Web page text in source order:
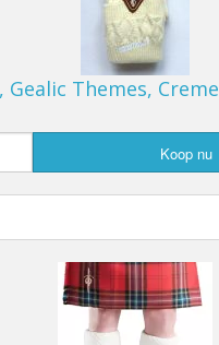
Gealic Themes, Creme
Koop nu